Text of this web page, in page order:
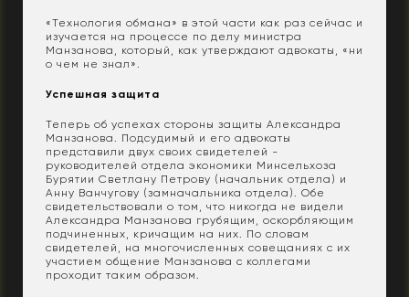
«Технология обмана» в этой части как раз сейчас и
изучается на процессе по делу министра
Манзанова, который, как утверждают адвокаты, «ни
о чем не знал».
Успешная защита
Теперь об успехах стороны защиты Александра
Манзанова. Подсудимый и его адвокаты
представили двух своих свидетелей -
руководителей отдела экономики Минсельхоза
Бурятии Светлану Петрову (начальник отдела) и
Анну Ванчугову (замначальника отдела). Обе
свидетельствовали о том, что никогда не видели
Александра Манзанова грубящим, оскорбляющим
подчиненных, кричащим на них. По словам
свидетелей, на многочисленных совещаниях с их
участием общение Манзанова с коллегами
проходит таким образом.